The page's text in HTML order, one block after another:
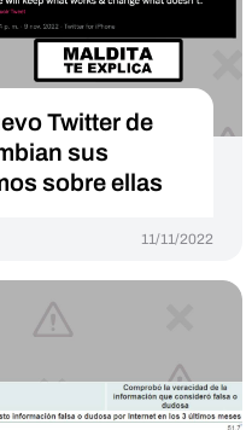
Twitter de
sus
sobre ellas
11/11/2022